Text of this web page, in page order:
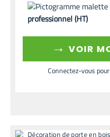
professionnel (HT)
→ VOIR
Connectez-vous